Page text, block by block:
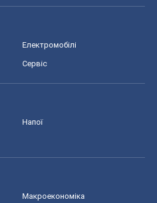
Електромобілі
Сервіс
Напої
Макроекономіка